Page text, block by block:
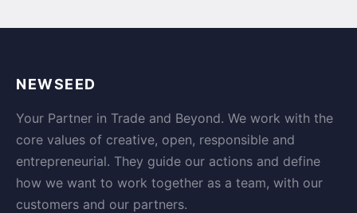
NEWSEED
Your Partner in Trade and Beyond. We work with the
core values of creative, open, responsible and
entrepreneurial. They guide our actions and define
how we want to work together as a team, with our
customers and our partners.